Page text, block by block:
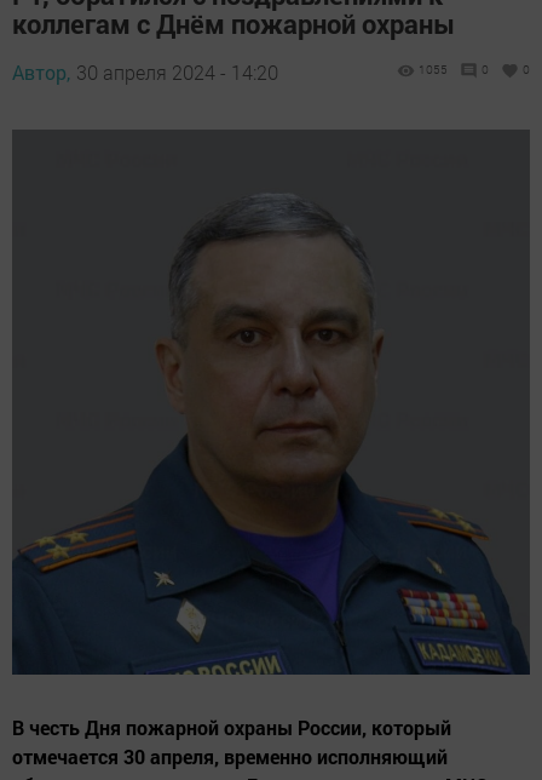
коллегам с Днём пожарной охраны
Автор, 30 апреля 2024 - 14:20 1055 0 0
В честь Дня пожарной охраны России, который
отмечается 30 апреля, временно исполняющий